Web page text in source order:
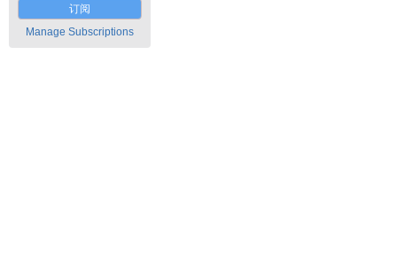
订阅
Manage Subscriptions